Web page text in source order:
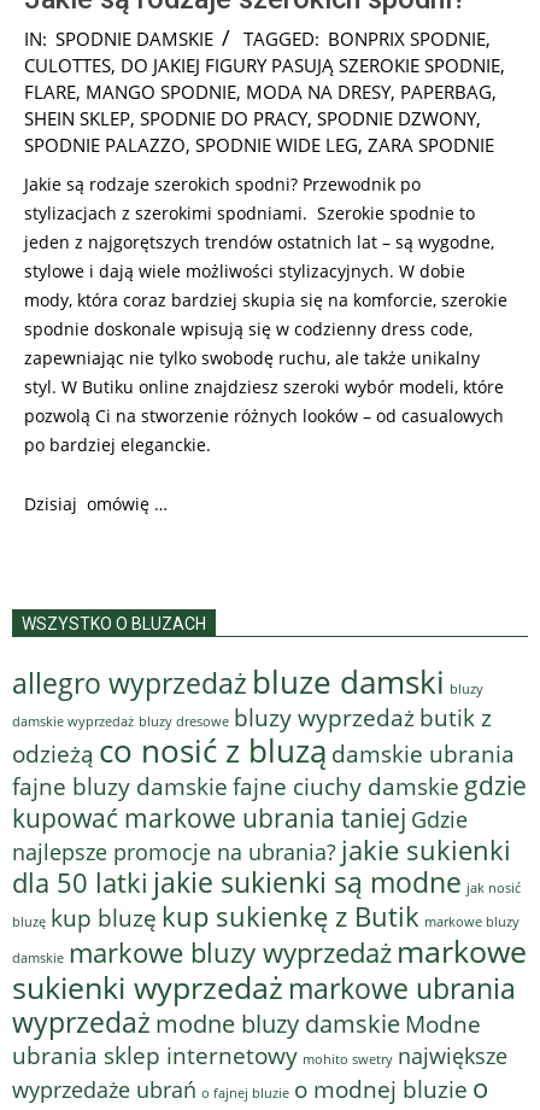
2026-
05-
11
IN: SPODNIE DAMSKIE TAGGED: BONPRIX SPODNIE,
CULOTTES, DO JAKIEJ FIGURY PASUJĄ SZEROKIE SPODNIE,
FLARE, MANGO SPODNIE, MODA NA DRESY, PAPERBAG,
SHEIN SKLEP, SPODNIE DO PRACY, SPODNIE DZWONY,
SPODNIE PALAZZO, SPODNIE WIDE LEG, ZARA SPODNIE
Jakie są rodzaje szerokich spodni? Przewodnik po
stylizacjach z szerokimi spodniami. Szerokie spodnie to
jeden z najgorętszych trendów ostatnich lat – są wygodne,
stylowe i dają wiele możliwości stylizacyjnych. W dobie
mody, która coraz bardziej skupia się na komforcie, szerokie
spodnie doskonale wpisują się w codzienny dress code,
zapewniając nie tylko swobodę ruchu, ale także unikalny
styl. W Butiku online znajdziesz szeroki wybór modeli, które
pozwolą Ci na stworzenie różnych looków – od casualowych
po bardziej eleganckie.
Dzisiaj omówię …
WSZYSTKO O BLUZACH
allegro wyprzedaż bluze damski bluzy
damskie wyprzedaż bluzy dresowe bluzy wyprzedaż butik z
odzieżą co nosić z bluzą damskie ubrania
fajne bluzy damskiefajne ciuchy damskie gdzie
kupować markowe ubrania taniej Gdzie
najlepsze promocje na ubrania? jakie sukienki
dla 50 latki jakie sukienki są modne jak nosić
bluzę kup bluzę kup sukienkę z Butik markowe bluzy
damskie markowe bluzy wyprzedaż markowe
sukienki wyprzedaż markowe ubrania
wyprzedaż modne bluzy damskie Modne
ubrania sklep internetowy mohito swetry największe
wyprzedaże ubrań o fajnej bluzie o modnej bluzie o